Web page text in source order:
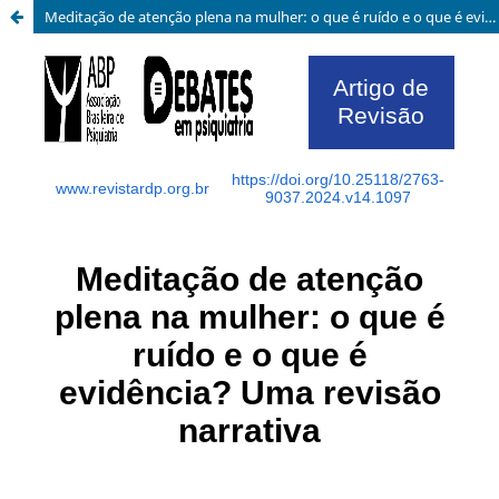
Meditação de atenção plena na mulher: o que é ruído e o que é evidência? Uma revisão narrativa